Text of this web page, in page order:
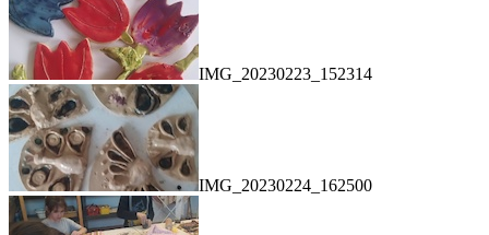
IMG_20230223_152314
IMG_20230224_162500